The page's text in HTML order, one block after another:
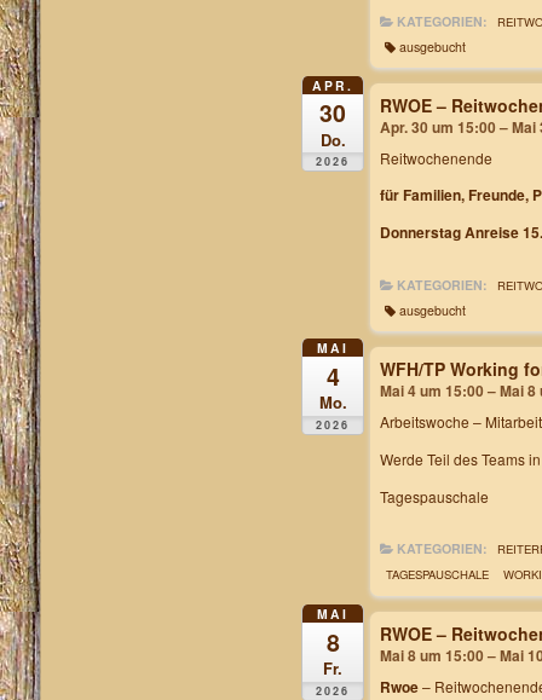
KATEGORIEN:
ausgebucht
APR.
30
Do.
2026
RWOE –
Apr. 30 um 15:00 – Mai
Reitwochenende
für Familien, Freunde,
Donnerstag Anreise
KATEGORIEN:
ausgebucht
MAI
4
Mo.
2026
WFH/TP Working
Mai 4 um 15:00 – Mai 8
Arbeitswoche –
Werde Teil des Teams
Tagespauschale
KATEGORIEN:
TAGESPAUSCHALE
MAI
8
Fr.
2026
RWOE –
Mai 8 um 15:00 – Mai
Rwoe–